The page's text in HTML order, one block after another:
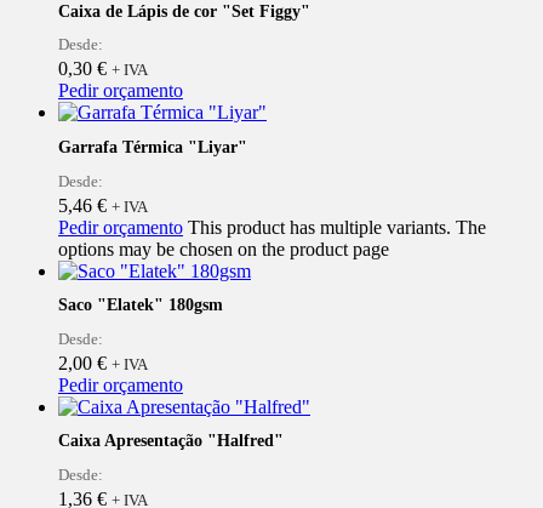
Caixa de Lápis de cor "Set Figgy"
Desde:
0,30 € + IVA
Pedir orçamento
Garrafa Térmica "Liyar"
Desde:
5,46 € + IVA
Pedir orçamento This product has multiple variants. The
options may be chosen on the product page
Saco "Elatek" 180gsm
Desde:
2,00 € + IVA
Pedir orçamento
Caixa Apresentação "Halfred"
Desde:
1,36 € + IVA